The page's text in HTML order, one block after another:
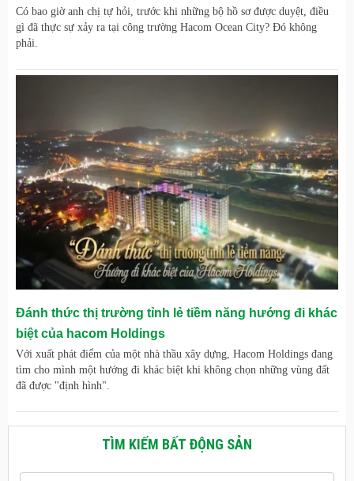
Có bao giờ anh chị tự hỏi, trước khi những bộ hồ sơ được duyệt, điều
gì đã thực sự xảy ra tại công trường Hacom Ocean City? Đó không
phải.
Đánh thức thị trường tỉnh lẻ tiềm năng hướng đi khác
biệt của hacom Holdings
Với xuất phát điểm của một nhà thầu xây dựng, Hacom Holdings đang
tìm cho mình một hướng đi khác biệt khi không chọn những vùng đất
đã được "định hình".
TÌM KIẾM BẤT ĐỘNG SẢN